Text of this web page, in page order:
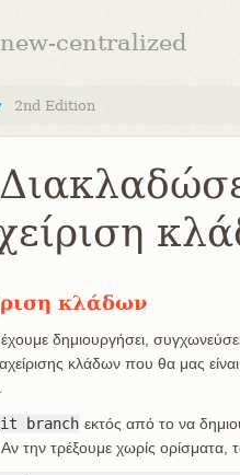
centralized
2nd Edition
κλάδων
δημιουργήσει,
κλάδων που θα μας
branch εκτός από το να
την τρέξουμε χωρίς ορίσματα,